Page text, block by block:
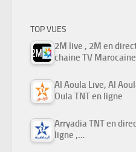
TOP VUES
2M live , 2M en
chaine TV Marocaine
Al Aoula Live, Al
Oula TNT en ligne
Arryadia TNT en
ligne ,…